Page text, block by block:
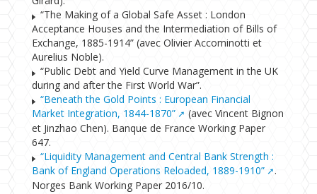
“The Making of a Global Safe Asset : London
Acceptance Houses and the Intermediation of Bills of
Exchange, 1885-1914” (avec Olivier Accominotti et
Aurelius Noble).
“Public Debt and Yield Curve Management in the UK
during and after the First World War”.
“Beneath the Gold Points : European Financial
Market Integration, 1844-1870”
(avec Vincent Bignon
et Jinzhao Chen). Banque de France Working Paper
647.
“Liquidity Management and Central Bank Strength :
Bank of England Operations Reloaded, 1889-1910”
.
Norges Bank Working Paper 2016/10.